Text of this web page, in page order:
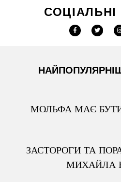
МОЛЬФА МАЄ
ЗАСТОРОГИ ТА
МИХАЙЛА